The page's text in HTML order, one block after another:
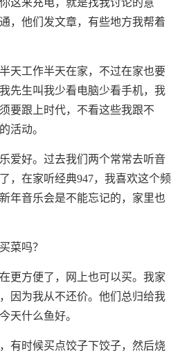
这来充电，就是找我讨论的意
，他们发文章，有些地方我帮着
天工作半天在家，不过在家也要
先生叫我少看电脑少看手机，我
要跟上时代，不看这些我跟不
活动。
爱好。过去我们两个常常去听音
，在家听经典947，我喜欢这个频
年音乐会是不能忘记的，家里也
菜吗？
更方便了，网上也可以买。我家
因为我从不还价。他们总归给我
天什么鱼好。
有时候买点饺子下饺子，然后烧